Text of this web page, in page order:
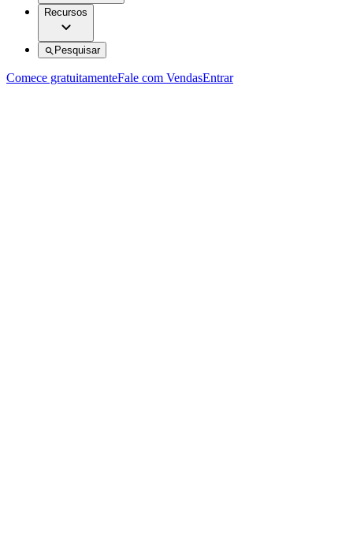
Recursos
Pesquisar
Comece gratuitamenteFale com VendasEntrar